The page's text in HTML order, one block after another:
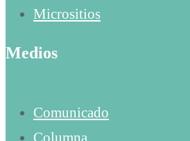
Micrositios
Medios
Comunicado
Columna